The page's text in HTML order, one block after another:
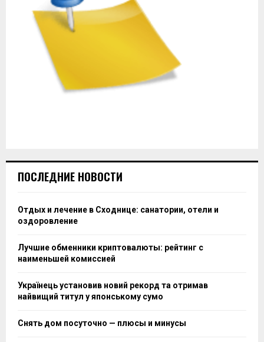
ПОСЛЕДНИЕ НОВОСТИ
Отдых и лечение в Сходнице: санатории, отели и
оздоровление
Лучшие обменники криптовалюты: рейтинг с
наименьшей комиссией
Українець установив новий рекорд та отримав
найвищий титул у японському сумо
Снять дом посуточно — плюсы и минусы